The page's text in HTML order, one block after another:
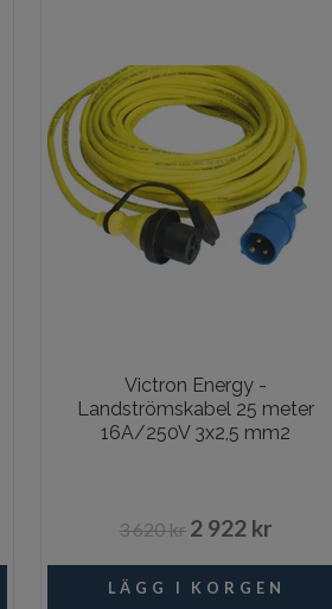
Victron Energy -
Landströmskabel 25 meter
16A/250V 3x2,5 mm2
3 620 kr 2 922 kr
I